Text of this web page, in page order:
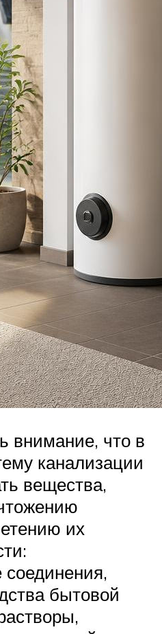
внимание, что в
канализации
вещества,
их
бытовой